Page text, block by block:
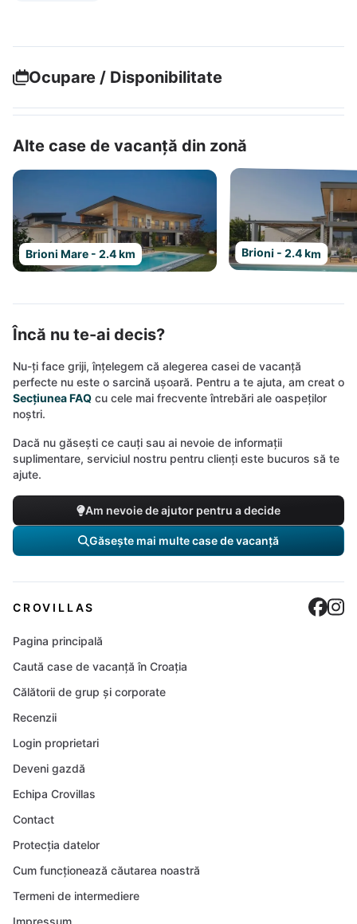
Ocupare / Disponibilitate
Alte case de vacanță din zonă
Brioni Mare - 2.4 km Brioni - 2.4 km
Încă nu te-ai decis?
Nu-ți face griji, înțelegem că alegerea casei de vacanță
perfecte nu este o sarcină ușoară. Pentru a te ajuta, am creat o
Secțiunea FAQ cu cele mai frecvente întrebări ale oaspeților
noștri.
Dacă nu găsești ce cauți sau ai nevoie de informații
suplimentare, serviciul nostru pentru clienți este bucuros să te
ajute.
Am nevoie de ajutor pentru a decide
Găsește mai multe case de vacanță
CROVILLAS
Pagina principală
Caută case de vacanță în Croația
Călătorii de grup și corporate
Recenzii
Login proprietari
Deveni gazdă
Echipa Crovillas
Contact
Protecția datelor
Cum funcționează căutarea noastră
Termeni de intermediere
Impressum